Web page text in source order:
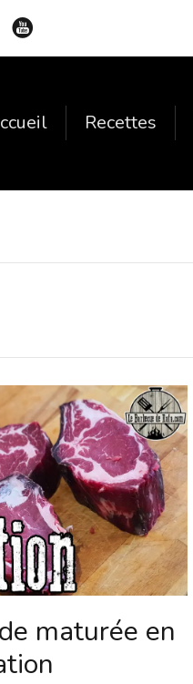
Recettes
maturée en